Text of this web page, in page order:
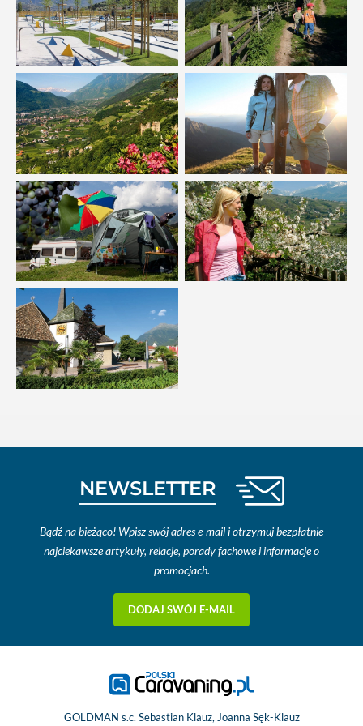
NEWSLETTER
Bądź na bieżąco! Wpisz swój adres e-mail i otrzymuj bezpłatnie
najciekawsze artykuły, relacje, porady fachowe i informacje o
promocjach.
DODAJ SWÓJ E-MAIL
GOLDMAN s.c. Sebastian Klauz, Joanna Sęk-Klauz